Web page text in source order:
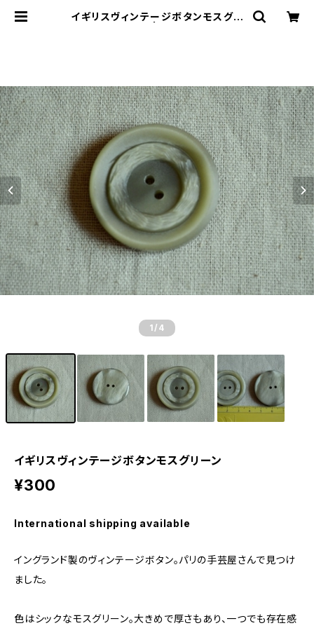
イギリスヴィンテージボタンモスグリ
1 /4
イギリスヴィンテージボタンモスグリーン
¥300
International shipping available
イングランド製のヴィンテージボタン。パリの手芸屋さんで見つけ
ました。
色はシックなモスグリーン。大きめで厚さもあり、一つでも存在感